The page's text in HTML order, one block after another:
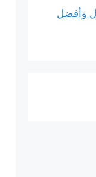
وأفضل